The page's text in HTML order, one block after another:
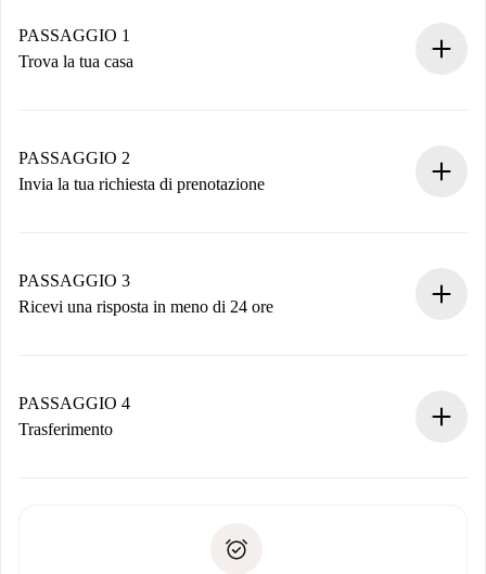
PASSAGGIO 1
Trova la tua casa
Hai tutte le informazioni necessarie in anticipo.
PASSAGGIO 2
Invia la tua richiesta di prenotazione
non accetta.
PASSAGGIO 3
Ricevi una risposta in meno di 24 ore
contatto con il proprietario.
Se rifiutata: non ti addebiteremo nulla e ti proporremo
Domiciliazione del pagamento
PASSAGGIO 4
Trasferimento
solo se non segnali problemi.